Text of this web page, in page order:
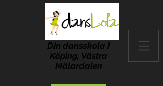
Din dansskola i
Köping, Västra
Mälardalen